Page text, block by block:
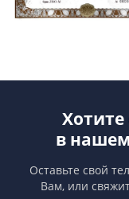
в
Оставьте свой
Вам, или